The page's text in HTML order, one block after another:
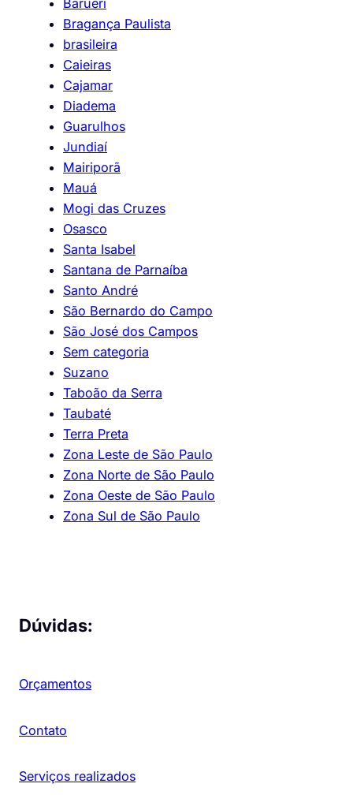
Barueri
Bragança Paulista
brasileira
Caieiras
Cajamar
Diadema
Guarulhos
Jundiaí
Mairiporã
Mauá
Mogi das Cruzes
Osasco
Santa Isabel
Santana de Parnaíba
Santo André
São Bernardo do Campo
São José dos Campos
Sem categoria
Suzano
Taboão da Serra
Taubaté
Terra Preta
Zona Leste de São Paulo
Zona Norte de São Paulo
Zona Oeste de São Paulo
Zona Sul de São Paulo
Dúvidas:
Orçamentos
Contato
Serviços realizados